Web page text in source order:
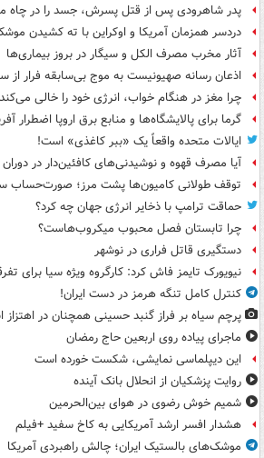
پدر شاهرودی پس از قتل پسرش، جسد را در چاه
دردسر همزمان آمریکا و اوکراین با ته کشیدن
آثار مخرب مصرف الکل و سیگار در بروز بیماری‌ها
اذعان رسانه صهیونیست به موج بی‌سابقه فرار از
چرا مغز در هنگام خواب، انرژی خود را خالی
گرما برای پالایشگاه‌ها و منابع برق اروپا اضطرار
ایالات متحده واقعاً یک «ببر کاغذی» است!
آیا مصرف قهوه و نوشیدنی‌های کافئین‌دار در
توقف طولانی کامیون‌ها پشت مرز؛ صورت‌حساب
حماقت ترامپ با ذخایر انرژی جهان چه کرد؟
چرا تابستان فصل محبوب میکروب‌هاست؟
دستگیری قاتل فراری در نوشهر
نیویورک تایمز فاش کرد: کارگروه ویژه سیا برای
کنترل کامل تنگه هرمز در دست ایران!
پرچم سیاه بر فراز گنبد حسینی همچنان در
ماجرای پیاده روی اربعین حاج رمضان
این دیپلماسی نمایشی، شکست خورده است
روایت پزشکیان از انحلال بانک آینده
شمیم خوش رضوی در هوای بین‌الحرمین
هشدار افسر ارشد آمریکایی به کاخ سفید +فیلم
موشک‌های بالستیک ایران؛ چالش راهبردی آمریکا